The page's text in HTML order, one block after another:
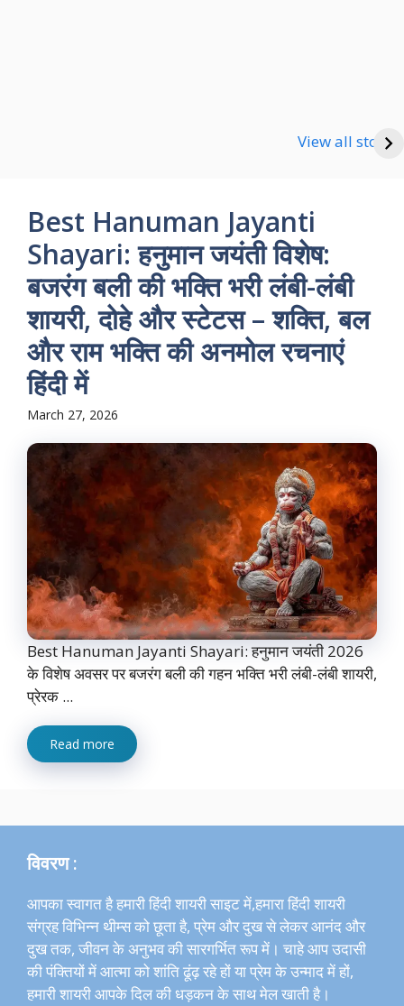
View all stories
Good Night Shayari
Best Hanuman Jayanti
Shayari: हनुमान जयंती विशेष:
बजरंग बली की भक्ति भरी लंबी-लंबी
शायरी, दोहे और स्टेटस – शक्ति, बल
और राम भक्ति की अनमोल रचनाएं
हिंदी में
March 27, 2026
Best Hanuman Jayanti Shayari: हनुमान जयंती 2026
के विशेष अवसर पर बजरंग बली की गहन भक्ति भरी लंबी-लंबी शायरी,
प्रेरक ...
Read more
विवरण :
आपका स्वागत है हमारी हिंदी शायरी साइट में,हमारा हिंदी शायरी
संग्रह विभिन्न थीम्स को छूता है, प्रेम और दुख से लेकर आनंद और
दुख तक, जीवन के अनुभव की सारगर्भित रूप में। चाहे आप उदासी
की पंक्तियों में आत्मा को शांति ढूंढ़ रहे हों या प्रेम के उन्माद में हों,
हमारी शायरी आपके दिल की धड़कन के साथ मेल खाती है।